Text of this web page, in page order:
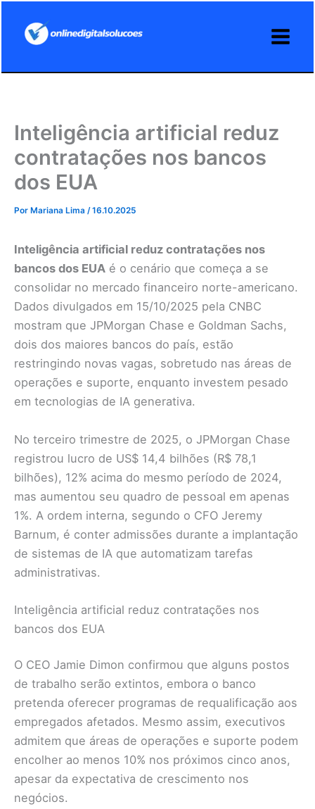
Inteligência artificial reduz
contratações nos bancos
dos EUA
Por Mariana Lima /16.10.2025
Inteligência artificial reduz contratações nos
bancos dos EUA é o cenário que começa a se
consolidar no mercado financeiro norte-americano.
Dados divulgados em 15/10/2025 pela CNBC
mostram que JPMorgan Chase e Goldman Sachs,
dois dos maiores bancos do país, estão
restringindo novas vagas, sobretudo nas áreas de
operações e suporte, enquanto investem pesado
em tecnologias de IA generativa.
No terceiro trimestre de 2025, o JPMorgan Chase
registrou lucro de US$ 14,4 bilhões (R$ 78,1
bilhões), 12% acima do mesmo período de 2024,
mas aumentou seu quadro de pessoal em apenas
1%. A ordem interna, segundo o CFO Jeremy
Barnum, é conter admissões durante a implantação
de sistemas de IA que automatizam tarefas
administrativas.
Inteligência artificial reduz contratações nos
bancos dos EUA
O CEO Jamie Dimon confirmou que alguns postos
de trabalho serão extintos, embora o banco
pretenda oferecer programas de requalificação aos
empregados afetados. Mesmo assim, executivos
admitem que áreas de operações e suporte podem
encolher ao menos 10% nos próximos cinco anos,
apesar da expectativa de crescimento nos
negócios.